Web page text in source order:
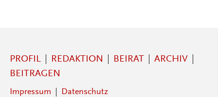
PROFIL REDAKTION BEIRAT
ARCHIV
BEITRAGEN
Impressum Datenschutz